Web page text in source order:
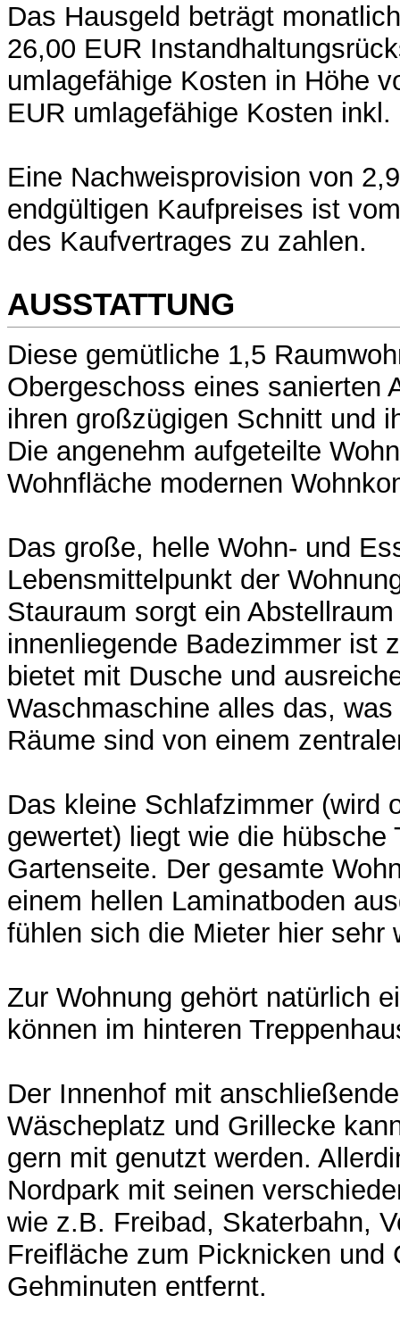
Das Hausgeld beträgt
26,00 EUR
umlagefähige Kosten in Höhe
EUR umlagefähige Kosten
Eine Nachweisprovision von
endgültigen Kaufpreises ist
des Kaufvertrages zu zahlen.
AUSSTATTUNG
Diese gemütliche 1,5
Obergeschoss eines sanierten
ihren großzügigen Schnitt und
Die angenehm aufgeteilte
Wohnfläche modernen
Das große, helle Wohn- und
Lebensmittelpunkt der
Stauraum sorgt ein
innenliegende Badezimmer ist
bietet mit Dusche und
Waschmaschine alles das,
Räume sind von einem
Das kleine Schlafzimmer (wird
gewertet) liegt wie die hübsche
Gartenseite. Der gesamte
einem hellen Laminatboden
fühlen sich die Mieter hier sehr
Zur Wohnung gehört natürlich
können im hinteren
Der Innenhof mit
Wäscheplatz und Grillecke
gern mit genutzt werden.
Nordpark mit seinen
wie z.B. Freibad, Skaterbahn,
Freifläche zum Picknicken und
Gehminuten entfernt.